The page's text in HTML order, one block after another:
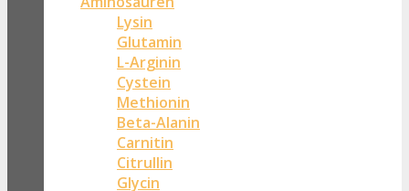
Lysin
Glutamin
L-Arginin
Cystein
Methionin
Beta-Alanin
Carnitin
Citrullin
Glycin